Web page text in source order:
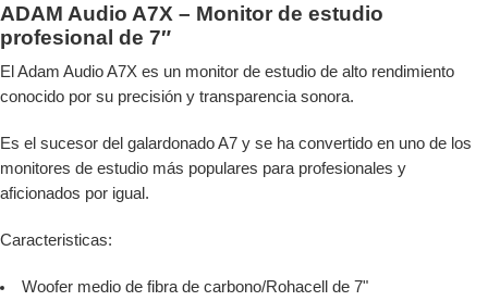
ADAM Audio A7X – Monitor de estudio
profesional de 7″
El Adam Audio A7X es un monitor de estudio de alto rendimiento
conocido por su precisión y transparencia sonora.
Es el sucesor del galardonado A7 y se ha convertido en uno de los
monitores de estudio más populares para profesionales y
aficionados por igual.
Caracteristicas:
Woofer medio de fibra de carbono/Rohacell de 7"